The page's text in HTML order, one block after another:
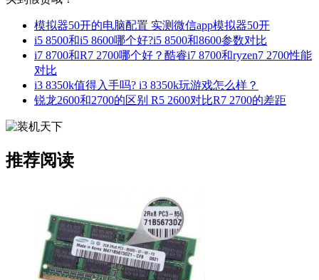
模拟器50开的电脑配置 实测微信app模拟器50开
i5 8500和i5 8600哪个好?i5 8500和8600参数对比
i7 8700和R7 2700哪个好？酷睿i7 8700和ryzen7 2700性能
对比
i3 8350k值得入手吗? i3 8350k玩游戏怎么样？
锐龙2600和2700的区别 R5 2600对比R7 2700的差距
推荐阅读